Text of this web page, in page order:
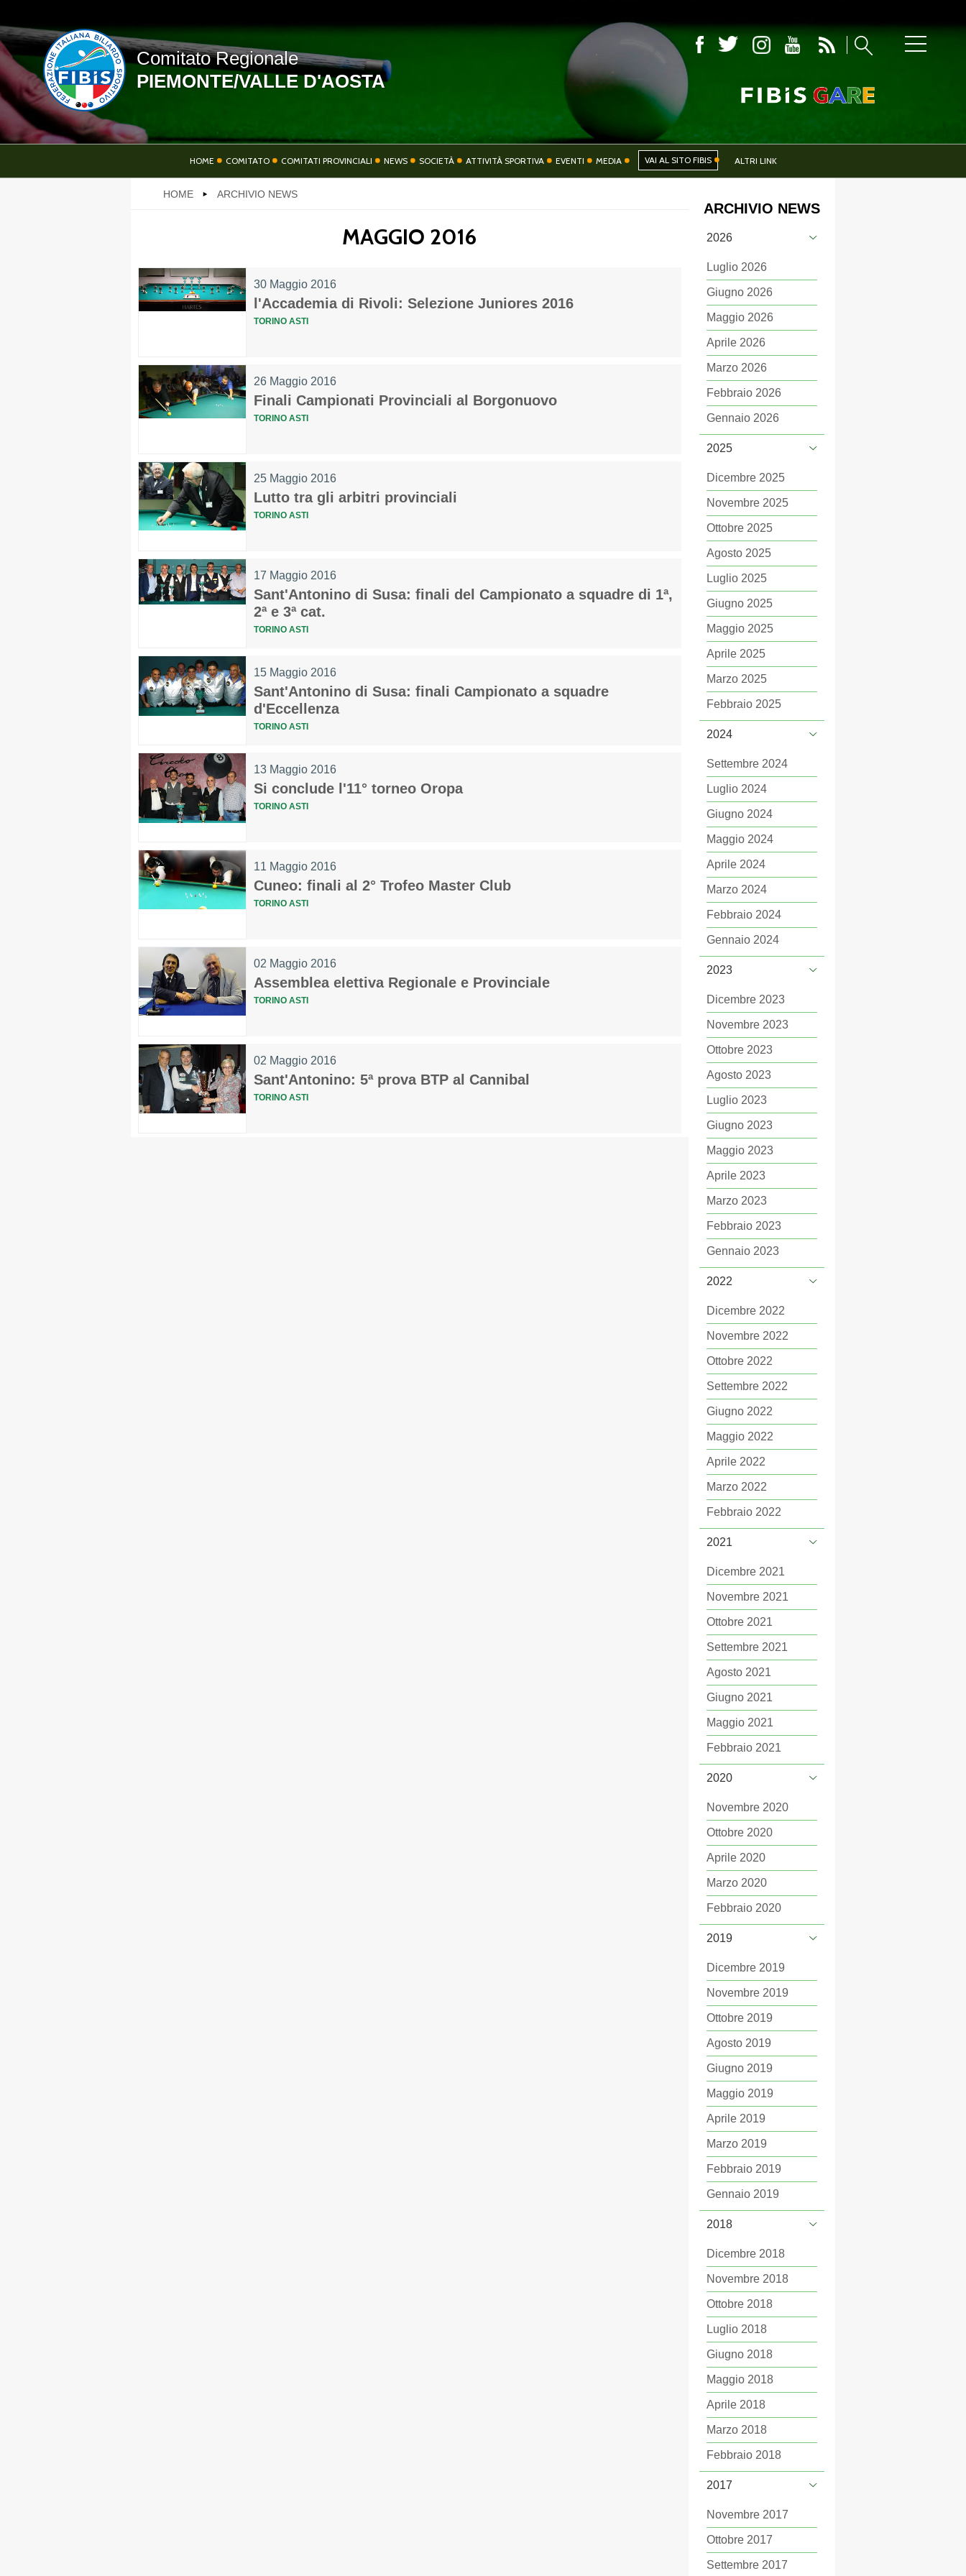
LINK UTILI COMITATO
EVENTI
PHOTOGALLERY CONTATTI
MAPPA DEL SITO
Federazione Tesseramento
Settore Arbitrale Ufficiali di Gara
Centro Studi e Tecnica
Regolamenti
Stecca Boccette Pockets Carambola
Comitato Regionale
PIEMONTE/VALLE D'AOSTA
HOME COMITATO COMITATI PROVINCIALI NEWS SOCIETÀ ATTIVITÀ SPORTIVA EVENTI MEDIA VAI AL SITO FIBIS ALTRI LINK
HOME ARCHIVIO NEWS
MAGGIO 2016
30 Maggio 2016
l'Accademia di Rivoli: Selezione Juniores 2016
TORINO ASTI
26 Maggio 2016
Finali Campionati Provinciali al Borgonuovo
TORINO ASTI
25 Maggio 2016
Lutto tra gli arbitri provinciali
TORINO ASTI
17 Maggio 2016
Sant'Antonino di Susa: finali del Campionato a squadre di 1ª,
2ª e 3ª cat.
TORINO ASTI
15 Maggio 2016
Sant'Antonino di Susa: finali Campionato a squadre
d'Eccellenza
TORINO ASTI
13 Maggio 2016
Si conclude l'11° torneo Oropa
TORINO ASTI
11 Maggio 2016
Cuneo: finali al 2° Trofeo Master Club
TORINO ASTI
02 Maggio 2016
Assemblea elettiva Regionale e Provinciale
TORINO ASTI
02 Maggio 2016
Sant'Antonino: 5ª prova BTP al Cannibal
TORINO ASTI
ARCHIVIO NEWS
2026
Luglio 2026
Giugno 2026
Maggio 2026
Aprile 2026
Marzo 2026
Febbraio 2026
Gennaio 2026
2025
Dicembre 2025
Novembre 2025
Ottobre 2025
Agosto 2025
Luglio 2025
Giugno 2025
Maggio 2025
Aprile 2025
Marzo 2025
Febbraio 2025
2024
Settembre 2024
Luglio 2024
Giugno 2024
Maggio 2024
Aprile 2024
Marzo 2024
Febbraio 2024
Gennaio 2024
2023
Dicembre 2023
Novembre 2023
Ottobre 2023
Agosto 2023
Luglio 2023
Giugno 2023
Maggio 2023
Aprile 2023
Marzo 2023
Febbraio 2023
Gennaio 2023
2022
Dicembre 2022
Novembre 2022
Ottobre 2022
Settembre 2022
Giugno 2022
Maggio 2022
Aprile 2022
Marzo 2022
Febbraio 2022
2021
Dicembre 2021
Novembre 2021
Ottobre 2021
Settembre 2021
Agosto 2021
Giugno 2021
Maggio 2021
Febbraio 2021
2020
Novembre 2020
Ottobre 2020
Aprile 2020
Marzo 2020
Febbraio 2020
2019
Dicembre 2019
Novembre 2019
Ottobre 2019
Agosto 2019
Giugno 2019
Maggio 2019
Aprile 2019
Marzo 2019
Febbraio 2019
Gennaio 2019
2018
Dicembre 2018
Novembre 2018
Ottobre 2018
Luglio 2018
Giugno 2018
Maggio 2018
Aprile 2018
Marzo 2018
Febbraio 2018
2017
Novembre 2017
Ottobre 2017
Settembre 2017